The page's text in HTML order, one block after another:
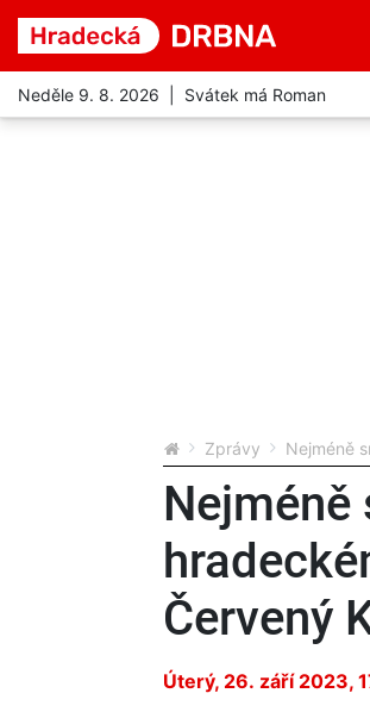
Neděle 9. 8. 2026 | Svátek má Roman
Zprávy Nejméně
Nejméně
Červený
Úterý, 26. září 2023,